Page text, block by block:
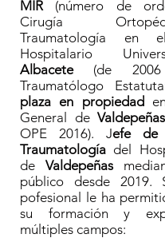
MIR (número de
Cirugía
Traumatología en
Hospitalario
Albacete(de 2006
Traumatólogo
plaza en propiedad
General de Valdepeñas
OPE 2016). Jefe de
Traumatología del
de Valdepeñas
público desde 2019.
pofesional le ha
su formación y
múltiples campos: